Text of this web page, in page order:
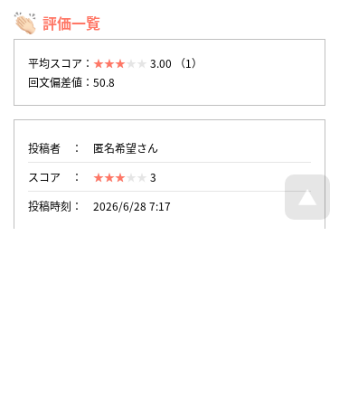
評価一覧
平均スコア：
3.00 （1）
回文偏差値：50.8
投稿者
匿名希望さん
スコア
3
投稿時刻
2026/6/28 7:17